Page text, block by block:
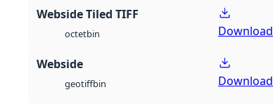
Webside Tiled TIFF
octetbin Download
Webside
geotiffbin Download